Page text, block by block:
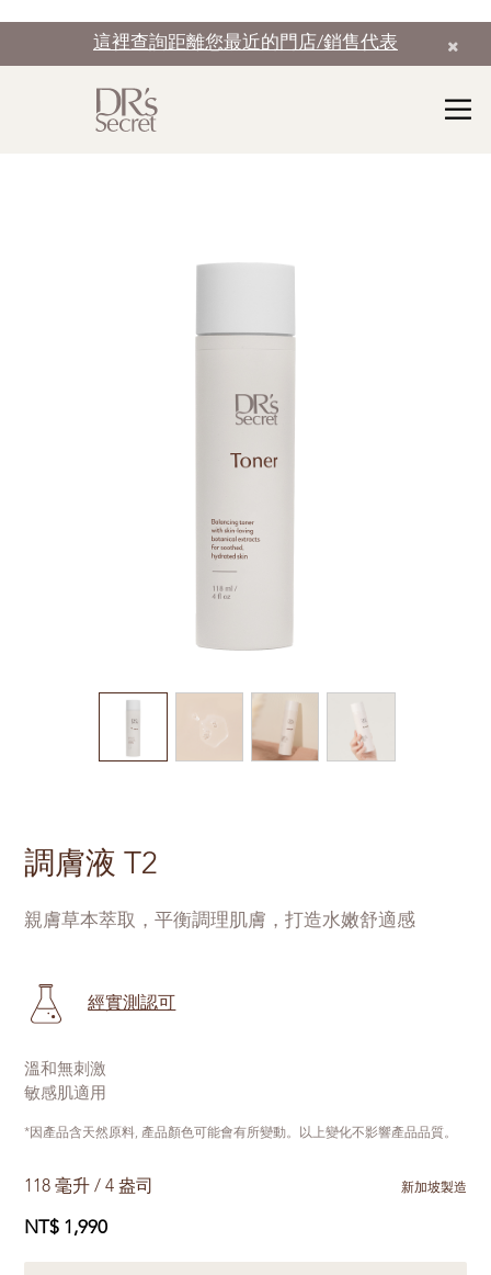
這裡查詢距離您最近的門店/銷售代表
調膚液 T2
親膚草本萃取，平衡調理肌膚，打造水嫩舒適感
經實測認可
溫和無刺激
敏感肌適用
*因產品含天然原料, 產品顏色可能會有所變動。以上變化不影響產品品質。
118 毫升 / 4 盎司 新加坡製造
NT$ 1,990